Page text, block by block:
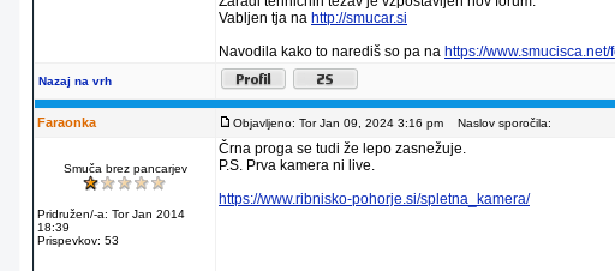
Vabljen tja na http://smucar.si
Navodila kako to narediš so pa na https://
Nazaj na vrh
Faraonka Objavljeno: Tor Jan 09, 2024 3:16 pm Naslov sporočila:
Smuča brez pancarjev
Pridružen/-a: Tor Jan 2014
18:39
Prispevkov: 53
Črna proga se tudi že lepo zasnežuje.
P.S. Prva kamera ni live.
https://www.ribnisko-pohorje.si/spletna_kamera/